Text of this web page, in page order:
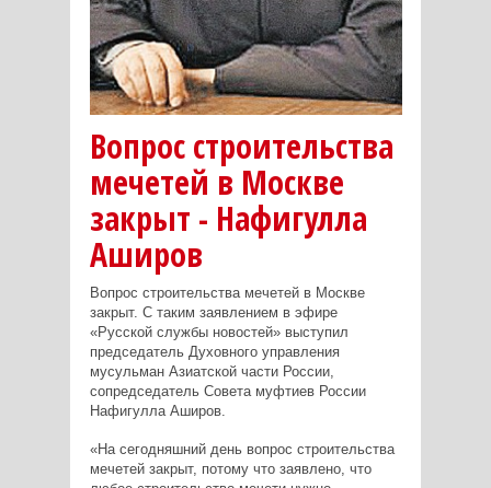
Вопрос строительства
мечетей в Москве
закрыт - Нафигулла
Аширов
Вопрос строительства мечетей в Москве
закрыт. С таким заявлением в эфире
«Русской службы новостей» выступил
председатель Духовного управления
мусульман Азиатской части России,
сопредседатель Совета муфтиев России
Нафигулла Аширов.
«На сегодняшний день вопрос строительства
мечетей закрыт, потому что заявлено, что